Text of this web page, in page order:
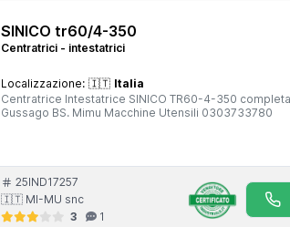
SINICO tr60/4-350
Centratrici - intestatrici
Localizzazione: 🇮🇹 Italia
Centratrice Intestatrice SINICO TR60-4-350
Gussago BS. Mimu Macchine Utensili 0303733780
25IND17257
🇮🇹 MI-MU snc
3
1